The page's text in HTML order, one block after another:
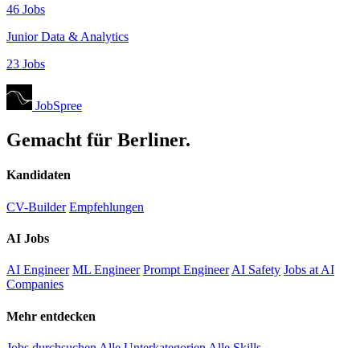
46 Jobs
Junior Data & Analytics
23 Jobs
JobSpree
Gemacht für Berliner.
Kandidaten
CV-Builder Empfehlungen
AI Jobs
AI Engineer ML Engineer Prompt Engineer AI Safety Jobs at AI
Companies
Mehr entdecken